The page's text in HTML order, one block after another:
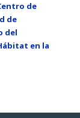
de
de
del
en la